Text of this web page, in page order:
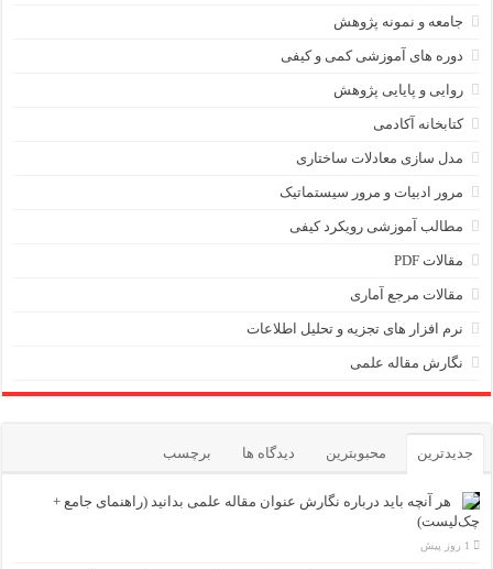
جامعه و نمونه پژوهش
دوره های آموزشی کمی و کیفی
روایی و پایایی پژوهش
کتابخانه آکادمی
مدل سازی معادلات ساختاری
مرور ادبیات و مرور سیستماتیک
مطالب آموزشی رویکرد کیفی
مقالات PDF
مقالات مرجع آماری
نرم افزار های تجزیه و تحلیل اطلاعات
نگارش مقاله علمی
جدیدترین محبوبترین دیدگاه ها برچسب
هر آنچه باید درباره نگارش عنوان مقاله علمی بدانید (راهنمای جامع +
چک‌لیست)
1 روز پیش